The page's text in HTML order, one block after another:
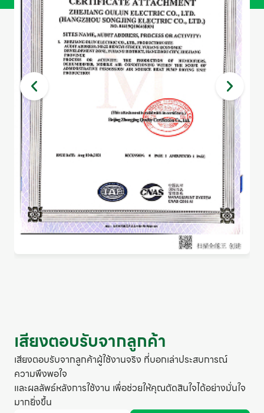
เสียงตอบรับจากลูกค้า
เสียงตอบรับจากลูกค้าผู้ใช้งานจริง ที่บอกเล่าประสบการณ์
ความพึงพอใจ
และผลลัพธ์หลังการใช้งาน เพื่อช่วยให้คุณตัดสินใจได้อย่างมั่นใจ
มากยิ่งขึ้น